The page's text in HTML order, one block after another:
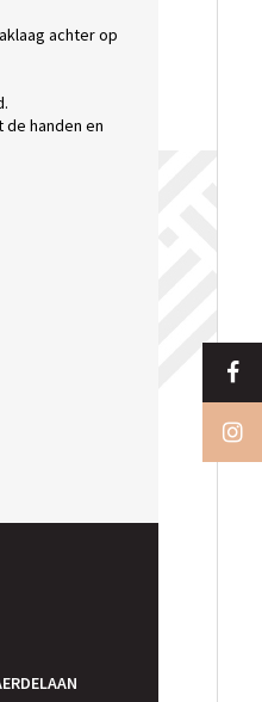
achter op
handen en